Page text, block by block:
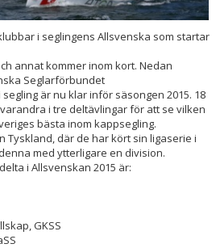
i seglingens Allsvenska som startar
annat kommer inom kort. Nedan
Seglarförbundet
är nu klar inför säsongen 2015. 18
i tre deltävlingar för att se vilken
bästa inom kappsegling.
Tyskland, där de har kört sin ligaserie i
med ytterligare en division.
i Allsvenskan 2015 är:
GKSS